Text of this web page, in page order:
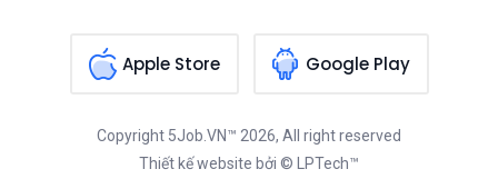
Apple Store Google Play
Copyright 5Job.VN™ 2026, All right reserved
Thiết kế website bởi © LPTech™